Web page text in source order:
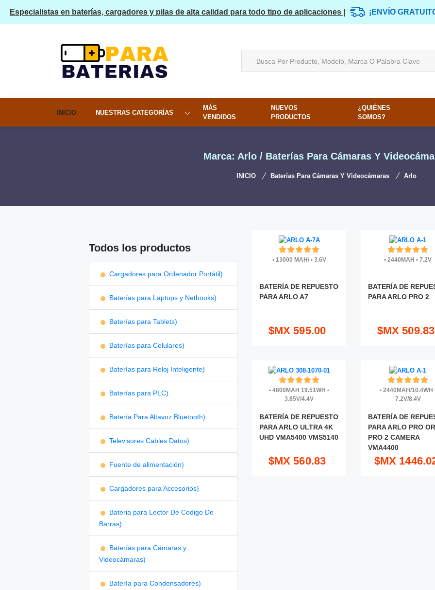
Especialistas en baterías, cargadores y pilas de alta calidad para todo tipo de aplicaciones | ¡ENVÍO
INICIO NUESTRAS CATEGORÍAS
MÁS
VENDIDOS
NUEVOS
PRODUCTOS
¿QUIÉNES
SOMOS?
Marca: Arlo / Baterías Para Cámaras Y
INICIO Baterías Para Cámaras Y Videocámaras Arlo
Todos los productos
Cargadores para Ordenador Portátil)
Baterías para Laptops y Netbooks)
Baterías para Tablets)
Baterías para Celulares)
Baterías para Reloj Inteligente)
Baterías para PLC)
Batería Para Altavoz Bluetooth)
Televisores Cables Datos)
Fuente de alimentación)
Cargadores para Accesorios)
Bateria para Lector De Codigo De
Barras)
Baterías para Cámaras y
Videocámaras)
Batería para Condensadores)
•13000 MAH/ •3.6V
BATERÍA DE REPUESTO
PARA ARLO A7
$MX 595.00
• 2440MAH • 7.2V
BATERÍA DE
PARA ARLO PRO 2
$MX 509.83
• 4800MAH 19.51WH •
3.85V/4.4V
BATERÍA DE REPUESTO
PARA ARLO ULTRA 4K
UHD VMA5400 VMS5140
$MX 560.83
•2440MAH/10.4WH
7.2V/8.4V
BATERÍA DE
PARA ARLO PRO OR
PRO 2 CAMERA
VMA4400
$MX